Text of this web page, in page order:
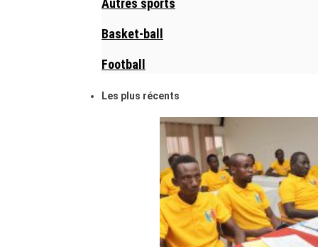
Basket-ball
Football
Les plus récents